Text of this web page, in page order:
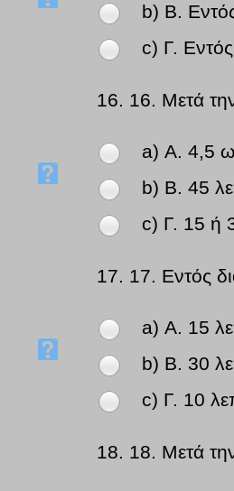
b) Β.
c) Γ.
16. 16. Μετά
a) Α. 4,5
b) Β. 45
c) Γ. 15 ή
17. 17. Εντός
a) Α. 15
b) Β. 30
c) Γ. 10
18. 18. Μετά